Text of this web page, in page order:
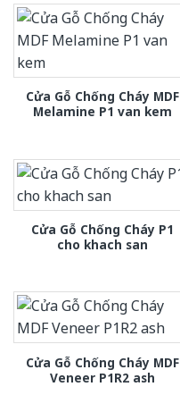
Cửa Gỗ Chống Cháy MDF
Melamine P1 van kem
Cửa Gỗ Chống Cháy P1
cho khach san
Cửa Gỗ Chống Cháy MDF
Veneer P1R2 ash